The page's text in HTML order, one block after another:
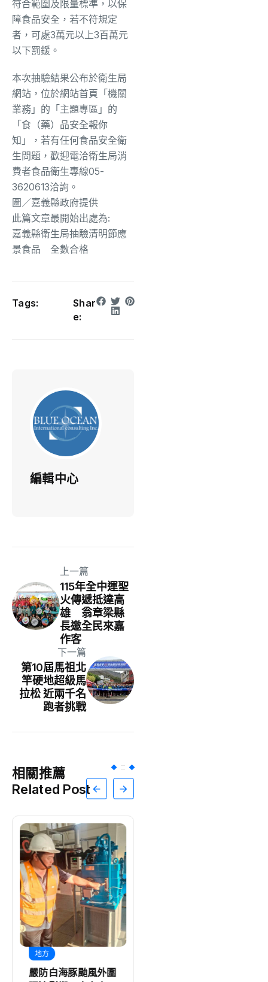
符合範圍及限量標準，以保
障食品安全，若不符規定
者，可處3萬元以上3百萬元
以下罰鍰。
本次抽驗結果公布於衛生局
網站，位於網站首頁「機關
業務」的「主題專區」的
「食（藥）品安全報你
知」，若有任何食品安全衛
生問題，歡迎電洽衛生局消
費者食品衛生專線05-
3620613洽詢。
圖／嘉義縣政府提供
此篇文章最開始出處為:
嘉義縣衛生局抽驗清明節應
景食品 全數合格
Tags:
Shar
e:
編輯中心
上一篇
115年全中運聖
火傳遞抵達高
雄 翁章梁縣
長邀全民來嘉
作客
下一篇
第10屆馬祖北
竿硬地超級馬
拉松 近兩千名
跑者挑戰
相關推薦
Related Post
地方
嚴防白海豚颱風外圍